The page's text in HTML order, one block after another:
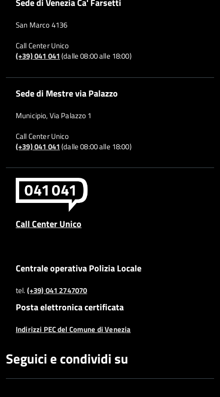
San Marco 4136
Call Center Unico
(+39) 041 041(dalle 08:00 alle 18:00)
Sede di Mestre via Palazzo
Municipio, Via Palazzo 1
Call Center Unico
(+39) 041 041(dalle 08:00 alle 18:00)
Call Center Unico
Centrale operativa Polizia Locale
tel.(+39) 041 2747070
Posta elettronica certificata
Indirizzi PEC del Comune di Venezia
Seguici e condividi su